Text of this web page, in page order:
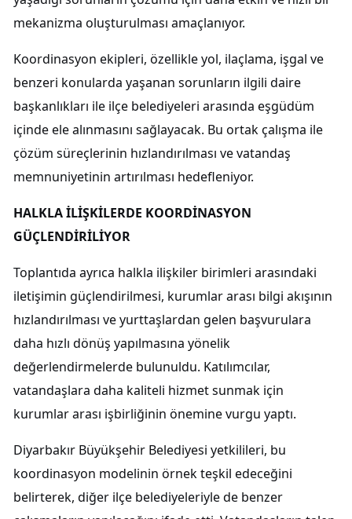
mekanizma oluşturulması amaçlanıyor.
Koordinasyon ekipleri, özellikle yol, ilaçlama, işgal ve
benzeri konularda yaşanan sorunların ilgili daire
başkanlıkları ile ilçe belediyeleri arasında eşgüdüm
içinde ele alınmasını sağlayacak. Bu ortak çalışma ile
çözüm süreçlerinin hızlandırılması ve vatandaş
memnuniyetinin artırılması hedefleniyor.
HALKLA İLİŞKİLERDE KOORDİNASYON
GÜÇLENDİRİLİYOR
Toplantıda ayrıca halkla ilişkiler birimleri arasındaki
iletişimin güçlendirilmesi, kurumlar arası bilgi akışının
hızlandırılması ve yurttaşlardan gelen başvurulara
daha hızlı dönüş yapılmasına yönelik
değerlendirmelerde bulunuldu. Katılımcılar,
vatandaşlara daha kaliteli hizmet sunmak için
kurumlar arası işbirliğinin önemine vurgu yaptı.
Diyarbakır Büyükşehir Belediyesi yetkilileri, bu
koordinasyon modelinin örnek teşkil edeceğini
belirterek, diğer ilçe belediyeleriyle de benzer